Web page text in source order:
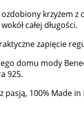
krzyżem z
całej długości.
zapięcie
domu mody
925.
100% Made in